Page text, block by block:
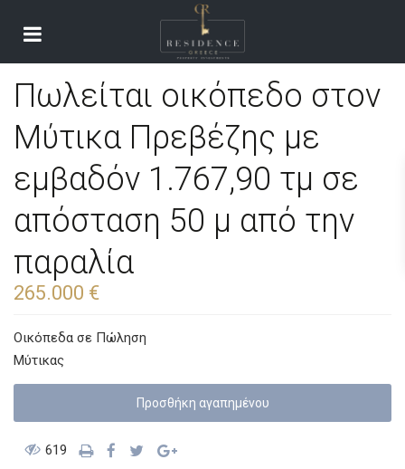
Πωλείται οικόπεδο στον
Μύτικα Πρεβέζης με
εμβαδόν 1.767,90 τμ σε
απόσταση 50 μ από την
παραλία
265.000 €
Οικόπεδα σε Πώληση
Μύτικας
Προσθήκη αγαπημένoυ
619